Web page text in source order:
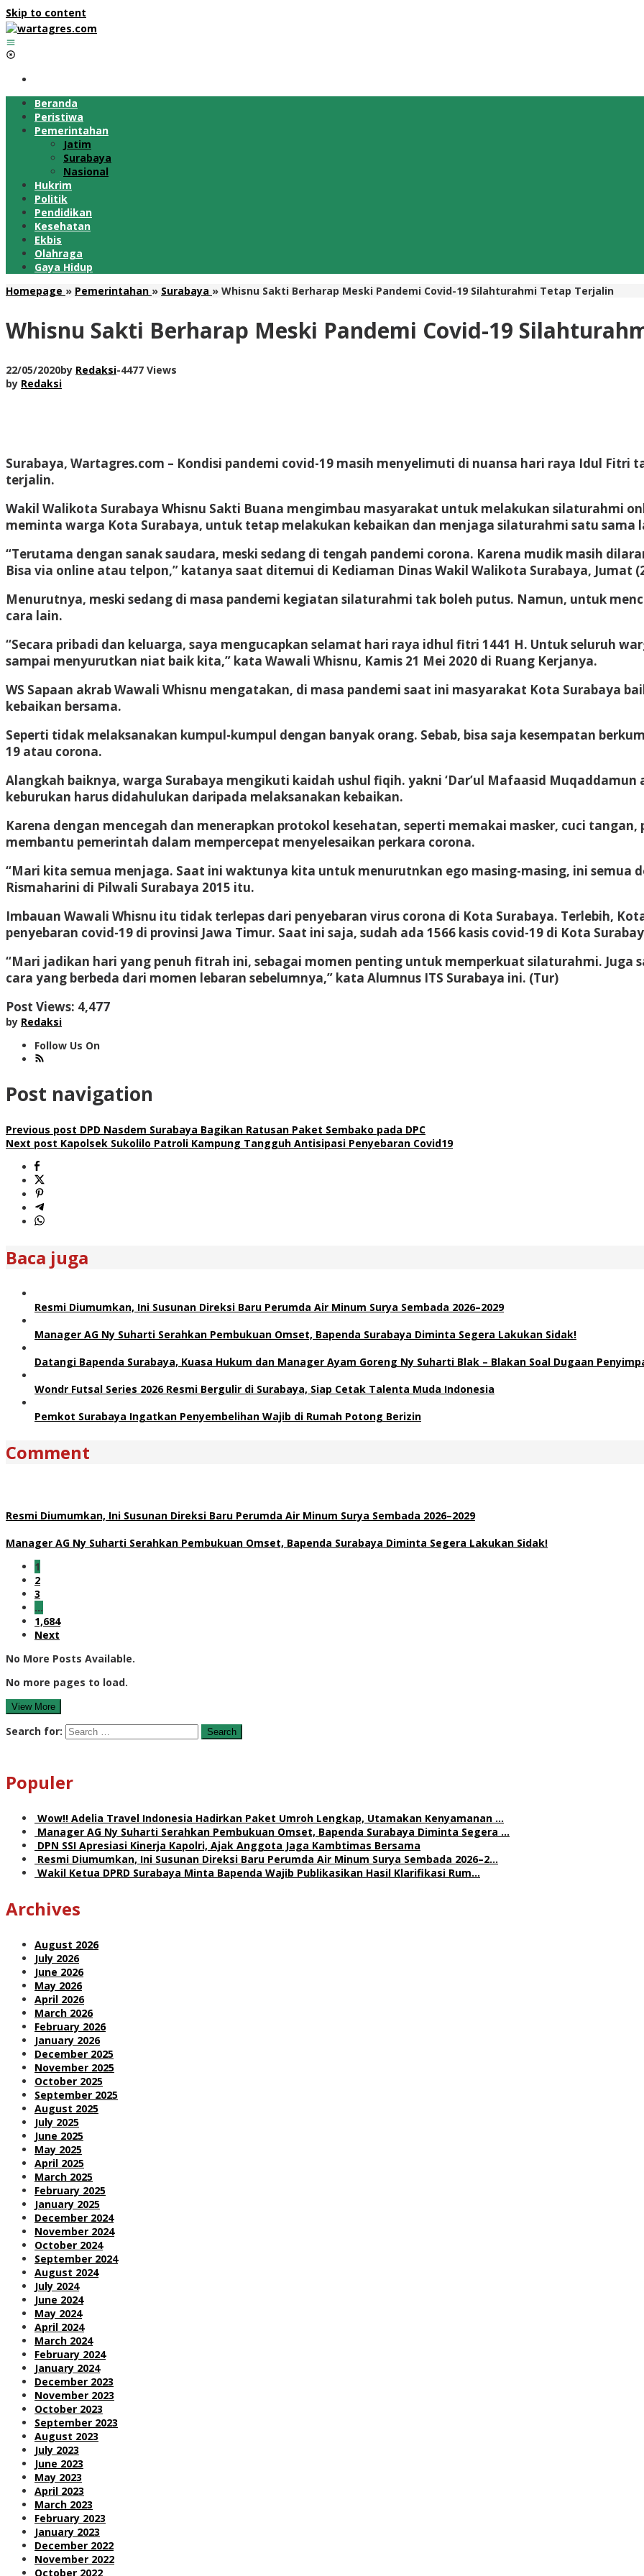
Skip to content
Beranda
Peristiwa
Pemerintahan
Jatim
Surabaya
Nasional
Hukrim
Politik
Pendidikan
Kesehatan
Ekbis
Olahraga
Gaya Hidup
Homepage » Pemerintahan » Surabaya » Whisnu Sakti Berharap Meski Pandemi Covid-19 Silahturahmi Tetap Terjalin
Whisnu Sakti Berharap Meski Pandemi Covid-19
22/05/2020by Redaksi-4477 Views
by Redaksi
Surabaya, Wartagres.com – Kondisi pandemi covid-19 masih menyelimuti di nuansa hari raya Idul
terjalin.
Wakil Walikota Surabaya Whisnu Sakti Buana mengimbau masyarakat untuk melakukan silaturahmi
meminta warga Kota Surabaya, untuk tetap melakukan kebaikan dan menjaga silaturahmi satu sama
“Terutama dengan sanak saudara, meski sedang di tengah pandemi corona. Karena mudik masih
Bisa via online atau telpon,” katanya saat ditemui di Kediaman Dinas Wakil Walikota Surabaya, Jumat
Menurutnya, meski sedang di masa pandemi kegiatan silaturahmi tak boleh putus. Namun, untuk
cara lain.
“Secara pribadi dan keluarga, saya mengucapkan selamat hari raya idhul fitri 1441 H. Untuk seluruh
sampai menyurutkan niat baik kita,” kata Wawali Whisnu, Kamis 21 Mei 2020 di Ruang Kerjanya.
WS Sapaan akrab Wawali Whisnu mengatakan, di masa pandemi saat ini masyarakat Kota Surabaya
kebaikan bersama.
Seperti tidak melaksanakan kumpul-kumpul dengan banyak orang. Sebab, bisa saja kesempatan
19 atau corona.
Alangkah baiknya, warga Surabaya mengikuti kaidah ushul fiqih. yakni ‘Dar’ul Mafaasid
keburukan harus didahulukan daripada melaksanakan kebaikan.
Karena dengan mencegah dan menerapkan protokol kesehatan, seperti memakai masker, cuci
membantu pemerintah dalam mempercepat menyelesaikan perkara corona.
“Mari kita semua menjaga. Saat ini waktunya kita untuk menurutnkan ego masing-masing, ini semua
Rismaharini di Pilwali Surabaya 2015 itu.
Imbauan Wawali Whisnu itu tidak terlepas dari penyebaran virus corona di Kota Surabaya. Terlebih,
penyebaran covid-19 di provinsi Jawa Timur. Saat ini saja, sudah ada 1566 kasis covid-19 di Kota
“Mari jadikan hari yang penuh fitrah ini, sebagai momen penting untuk memperkuat silaturahmi. Juga
cara yang berbeda dari momen lebaran sebelumnya,” kata Alumnus ITS Surabaya ini. (Tur)
Post Views: 4,477
by Redaksi
Follow Us On
Post navigation
Previous post DPD Nasdem Surabaya Bagikan Ratusan Paket Sembako pada DPC
Next post Kapolsek Sukolilo Patroli Kampung Tangguh Antisipasi Penyebaran Covid19
Baca juga
Resmi Diumumkan, Ini Susunan Direksi Baru Perumda Air Minum Surya Sembada 2026–2029
Manager AG Ny Suharti Serahkan Pembukuan Omset, Bapenda Surabaya Diminta Segera Lakukan Sidak!
Datangi Bapenda Surabaya, Kuasa Hukum dan Manager Ayam Goreng Ny Suharti Blak – Blakan Soal Dugaan
Wondr Futsal Series 2026 Resmi Bergulir di Surabaya, Siap Cetak Talenta Muda Indonesia
Pemkot Surabaya Ingatkan Penyembelihan Wajib di Rumah Potong Berizin
Comment
Resmi Diumumkan, Ini Susunan Direksi Baru Perumda Air Minum Surya Sembada 2026–2029
Manager AG Ny Suharti Serahkan Pembukuan Omset, Bapenda Surabaya Diminta Segera Lakukan Sidak!
1
2
3
…
1,684
Next
No More Posts Available.
No more pages to load.
View More
Search for:
Populer
Wow!! Adelia Travel Indonesia Hadirkan Paket Umroh Lengkap, Utamakan Kenyamanan …
Manager AG Ny Suharti Serahkan Pembukuan Omset, Bapenda Surabaya Diminta Segera …
DPN SSI Apresiasi Kinerja Kapolri, Ajak Anggota Jaga Kambtimas Bersama
Resmi Diumumkan, Ini Susunan Direksi Baru Perumda Air Minum Surya Sembada 2026–2…
Wakil Ketua DPRD Surabaya Minta Bapenda Wajib Publikasikan Hasil Klarifikasi Rum…
Archives
August 2026
July 2026
June 2026
May 2026
April 2026
March 2026
February 2026
January 2026
December 2025
November 2025
October 2025
September 2025
August 2025
July 2025
June 2025
May 2025
April 2025
March 2025
February 2025
January 2025
December 2024
November 2024
October 2024
September 2024
August 2024
July 2024
June 2024
May 2024
April 2024
March 2024
February 2024
January 2024
December 2023
November 2023
October 2023
September 2023
August 2023
July 2023
June 2023
May 2023
April 2023
March 2023
February 2023
January 2023
December 2022
November 2022
October 2022